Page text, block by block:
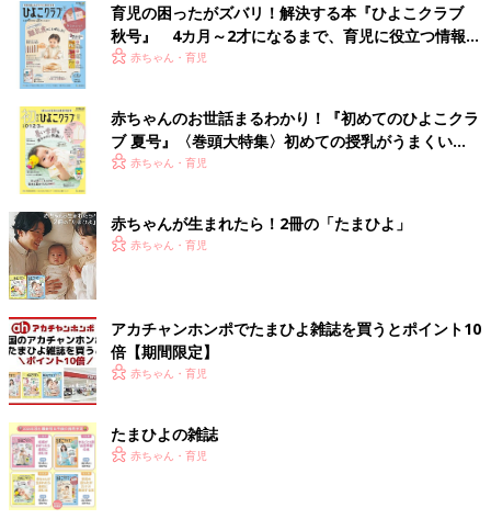
育児の困ったがズバリ！解決する本『ひよこクラブ
秋号』 4カ月～2才になるまで、育児に役立つ情報が
いっぱい！
赤ちゃん・育児
赤ちゃんのお世話まるわかり！『初めてのひよこクラ
ブ 夏号』〈巻頭大特集〉初めての授乳がうまくい
く！ おっぱい・ミルクの基本と夏のトラブル 解決テ
赤ちゃん・育児
赤ちゃんが生まれたら！2冊の「たまひよ」
赤ちゃん・育児
アカチャンホンポでたまひよ雑誌を買うとポイント10
倍【期間限定】
赤ちゃん・育児
たまひよの雑誌
赤ちゃん・育児